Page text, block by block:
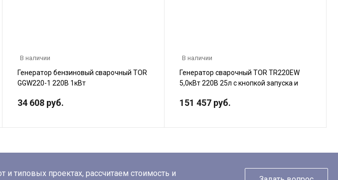
В наличии
Генератор бензиновый сварочный TOR
GGW220-1 220В 1кВт
34 608 руб.
В наличии
Генератор сварочный TOR TR220EW
5,0кВт 220В 25л с кнопкой запуска и
151 457 руб.
и типовых проектах, рассчитаем стоимость и